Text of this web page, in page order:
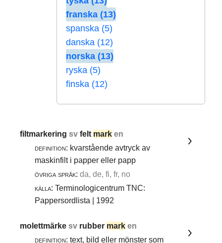
franska (13)
spanska (5)
danska (12)
norska (13)
ryska (5)
finska (12)
filtmarkeringsvfelt mark en
definition: kvarstående avtryck av
maskinfilt i papper eller papp
övriga språk: da, de, fi, fr, no
källa: Terminologicentrum TNC:
Pappersordlista | 1992
molettmärkesv rubber mark en
definition: text, bild eller mönster som